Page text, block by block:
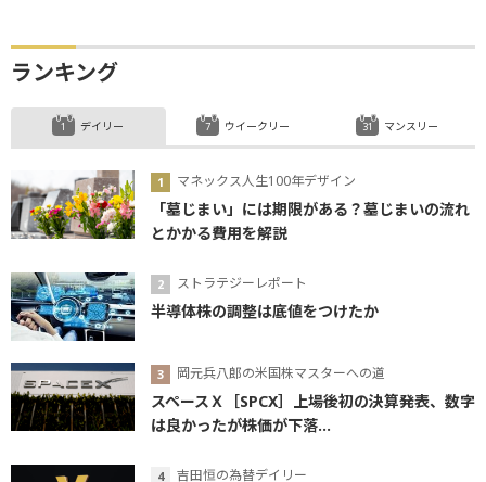
ランキング
デイリー
マネックス人生100年デザイン
「墓じまい」には期限がある？墓じまいの流れ
とかかる費用を解説
ストラテジーレポート
半導体株の調整は底値をつけたか
岡元兵八郎の米国株マスターへの道
スペースＸ［SPCX］上場後初の決算発表、数字
は良かったが株価が下落...
吉田恒の為替デイリー
ウイークリー マンスリー